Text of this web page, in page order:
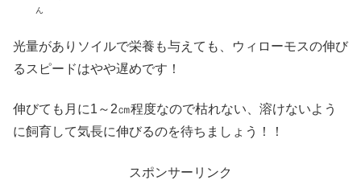
ん
光量がありソイルで栄養も与えても、ウィローモスの伸び
るスピードはやや遅めです！
伸びても月に1～2㎝程度なので枯れない、溶けないよう
に飼育して気長に伸びるのを待ちましょう！！
スポンサーリンク